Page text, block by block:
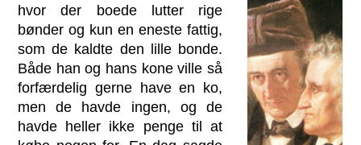
hvor der boede lutter rige
bønder og kun en eneste fattig,
som de kaldte den lille bonde.
Både han og hans kone ville så
forfærdelig gerne have en ko,
men de havde ingen, og de
havde heller ikke penge til at